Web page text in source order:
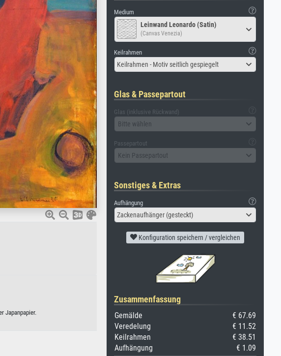
Japanpapier.
Medium
Leinwand Leonardo (Satin)
(Canvas Venezia)
Keilrahmen
Keilrahmen - Motiv seitlich gespiegelt
Glas & Passepartout
Glas (inklusive Rückwand)
Bitte wählen
Passepartout
Kein Passepartout
Sonstiges & Extras
Aufhängung
Zackenaufhänger (gesteckt)
Konfiguration speichern / vergleichen
Zusammenfassung
Gemälde
€ 67.69
Veredelung
€ 11.52
Keilrahmen
€ 38.51
Aufhängung
€ 1.09